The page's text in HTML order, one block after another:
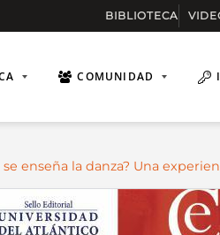
BIBLIOTECA
COMUNIDAD
enseña la danza? Una